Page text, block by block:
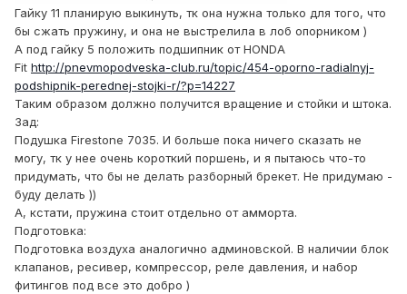
Гайку 11 планирую выкинуть, тк она нужна только для того, что
бы сжать пружину, и она не выстрелила в лоб опорником )
А под гайку 5 положить подшипник от HONDA
Fit http://pnevmopodveska-club.ru/topic/454-oporno-radialnyj-
podshipnik-perednej-stojki-r/?p=14227
Таким образом должно получится вращение и стойки и штока.
Зад:
Подушка Firestone 7035. И больше пока ничего сказать не
могу, тк у нее очень короткий поршень, и я пытаюсь что-то
придумать, что бы не делать разборный брекет. Не придумаю -
буду делать ))
А, кстати, пружина стоит отдельно от амморта.
Подготовка:
Подготовка воздуха аналогично админовской. В наличии блок
клапанов, ресивер, компрессор, реле давления, и набор
фитингов под все это добро )